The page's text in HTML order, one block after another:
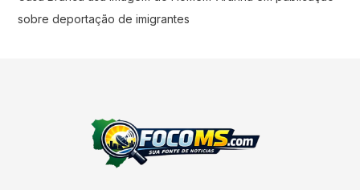
sobre deportação de imigrantes